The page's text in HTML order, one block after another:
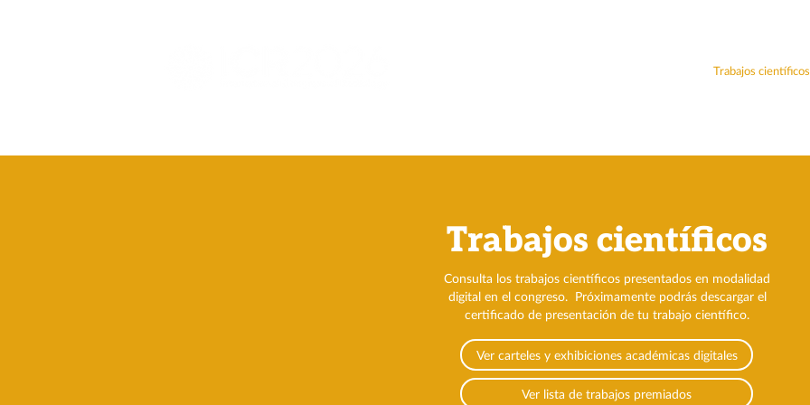
Trabajos científicos
Trabajos científicos
Consulta los trabajos científicos presentados en modalidad
digital en el congreso. Próximamente podrás descargar el
certificado de presentación de tu trabajo científico.
Ver carteles y exhibiciones académicas digitales
Ver lista de trabajos premiados